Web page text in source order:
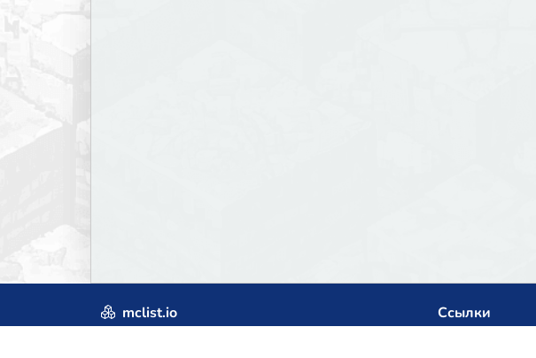
mclist.io Ссылки